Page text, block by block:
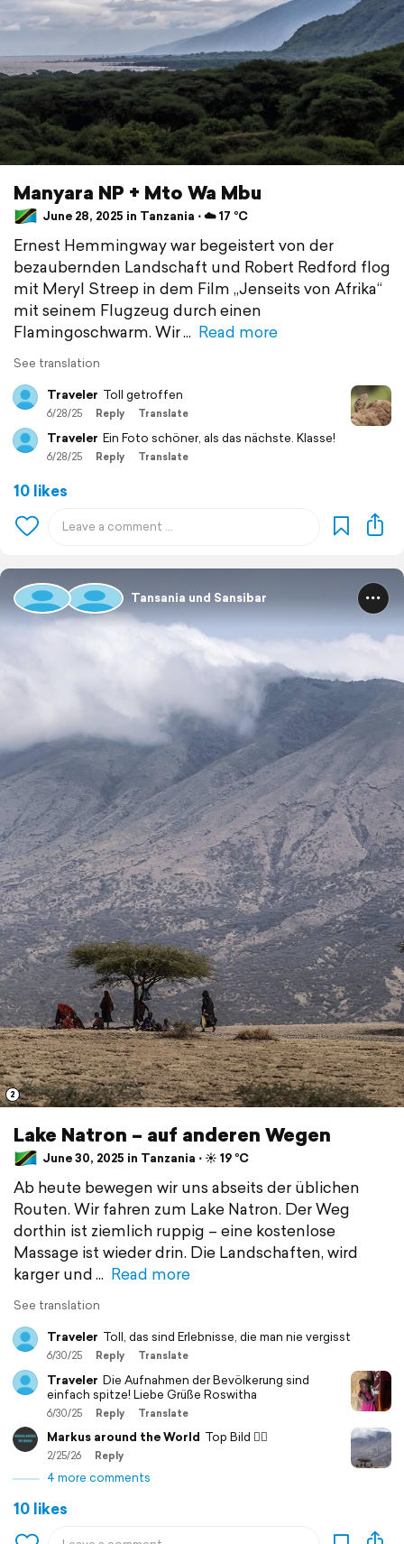
Manyara NP + Mto Wa Mbu
June 28, 2025 in Tanzania ⋅ ☁️ 17 °C
Ernest Hemmingway war begeistert von der
bezaubernden Landschaft und Robert Redford flog
mit Meryl Streep in dem Film „Jenseits von Afrika“
mit seinem Flugzeug durch einen
Flamingoschwarm. Wir
Read more
See translation
Traveler Toll getroffen
6/28/25 Reply Translate
Traveler Ein Foto schöner, als das nächste. Klasse!
6/28/25 Reply Translate
10 likes
Tansania und Sansibar
2
Lake Natron – auf anderen Wegen
June 30, 2025 in Tanzania ⋅ ☀️ 19 °C
Ab heute bewegen wir uns abseits der üblichen
Routen. Wir fahren zum Lake Natron. Der Weg
dorthin ist ziemlich ruppig – eine kostenlose
Massage ist wieder drin. Die Landschaften, wird
karger und
Read more
See translation
Traveler Toll, das sind Erlebnisse, die man nie vergisst
6/30/25 Reply Translate
Traveler Die Aufnahmen der Bevölkerung sind
einfach spitze! Liebe Grüße Roswitha
6/30/25 Reply Translate
Markus around the World Top Bild 👍🏻
2/25/26 Reply
4 more comments
10 likes